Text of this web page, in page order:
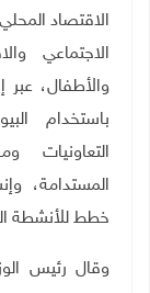
الاقتصاد
الاجتماعي
والأطفال، عبر
باستخدام
التعاونيات
المستدامة،
خطط للأنشطة
وقال رئيس